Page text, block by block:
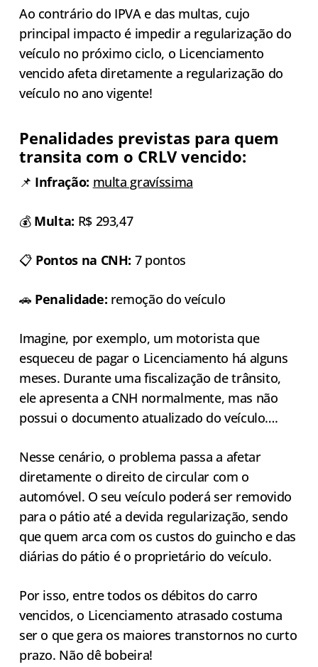
Ao contrário do IPVA e das multas, cujo
principal impacto é impedir a regularização do
veículo no próximo ciclo, o Licenciamento
vencido afeta diretamente a regularização do
veículo no ano vigente!
Penalidades previstas para quem
transita com o CRLV vencido:
📌 Infração: multa gravíssima
💰 Multa: R$ 293,47
📋 Pontos na CNH: 7 pontos
🚗 Penalidade: remoção do veículo
Imagine, por exemplo, um motorista que
esqueceu de pagar o Licenciamento há alguns
meses. Durante uma fiscalização de trânsito,
ele apresenta a CNH normalmente, mas não
possui o documento atualizado do veículo….
Nesse cenário, o problema passa a afetar
diretamente o direito de circular com o
automóvel. O seu veículo poderá ser removido
para o pátio até a devida regularização, sendo
que quem arca com os custos do guincho e das
diárias do pátio é o proprietário do veículo.
Por isso, entre todos os débitos do carro
vencidos, o Licenciamento atrasado costuma
ser o que gera os maiores transtornos no curto
prazo. Não dê bobeira!